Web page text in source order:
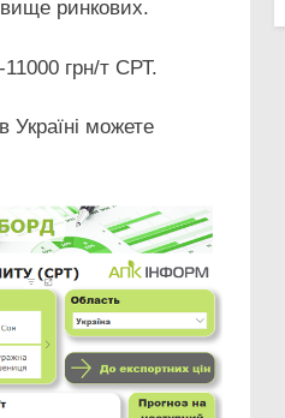
ринкових.
грн/т СРТ.
Україні можете